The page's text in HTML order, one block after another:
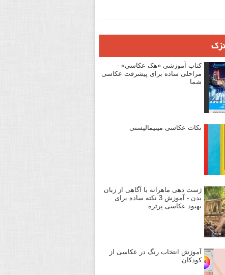
کتاب آموزشی «هک عکاسی» -
مراحلی ساده برای پیشرفت عکاسی
شما
نکات عکاسی مینیمالیستی
ژست دهی ماهرانه با آگاهی از زبان
بدن - آموزش 3 نکته ساده برای
بهبود عکاسی پرتره
آموزش انتخاب رنگ در عکاسی از
کودکان